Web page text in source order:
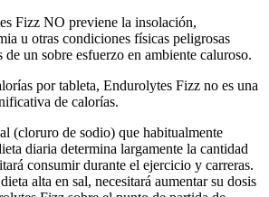
Fizz NO previene la insolación,
u otras condiciones físicas peligrosas
de un sobre esfuerzo en ambiente caluroso.
por tableta, Endurolytes Fizz no es una
de calorías.
(cloruro de sodio) que habitualmente
diaria determina largamente la cantidad
consumir durante el ejercicio y carreras.
alta en sal, necesitará aumentar su dosis